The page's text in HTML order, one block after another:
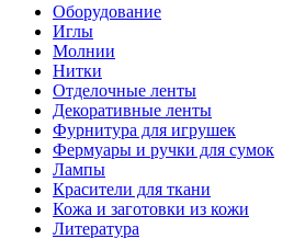
Оборудование
Иглы
Молнии
Нитки
Отделочные ленты
Декоративные ленты
Фурнитура для игрушек
Фермуары и ручки для сумок
Лампы
Красители для ткани
Кожа и заготовки из кожи
Литература